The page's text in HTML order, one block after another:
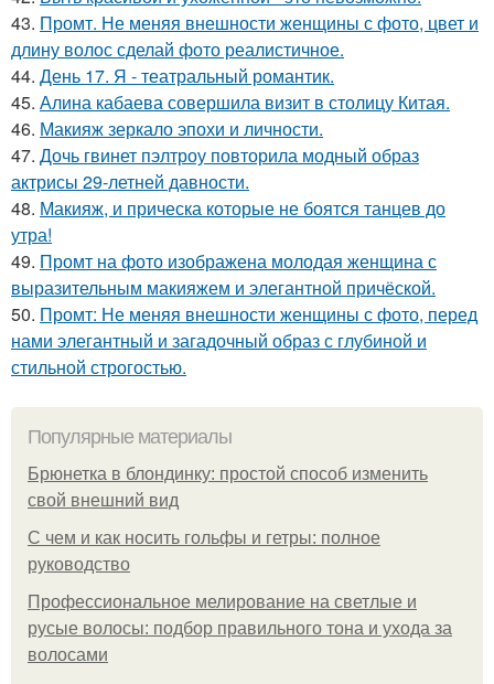
43. Промт. Не меняя внешности женщины с фото, цвет и
длину волос сделай фото реалистичное.
44. День 17. Я - театральный романтик.
45. Алина кабаева совершила визит в столицу Китая.
46. Макияж зеркало эпохи и личности.
47. Дочь гвинет пэлтроу повторила модный образ
актрисы 29-летней давности.
48. Макияж, и прическа которые не боятся танцев до
утра!
49. Промт на фото изображена молодая женщина с
выразительным макияжем и элегантной причёской.
50. Промт: Не меняя внешности женщины с фото, перед
нами элегантный и загадочный образ с глубиной и
стильной строгостью.
Популярные материалы
Брюнетка в блондинку: простой способ изменить
свой внешний вид
С чем и как носить гольфы и гетры: полное
руководство
Профессиональное мелирование на светлые и
русые волосы: подбор правильного тона и ухода за
волосами